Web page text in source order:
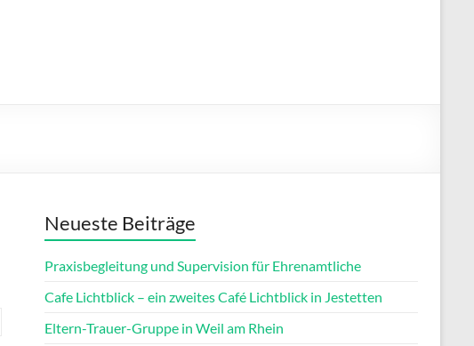
Neueste Beiträge
Praxisbegleitung und Supervision für Ehrenamtliche
Cafe Lichtblick – ein zweites Café Lichtblick in Jestetten
Eltern-Trauer-Gruppe in Weil am Rhein